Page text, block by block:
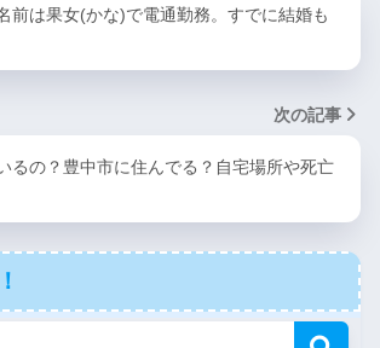
前は果女(かな)で電通勤務。すでに結婚も
次の記事
るの？豊中市に住んでる？自宅場所や死亡